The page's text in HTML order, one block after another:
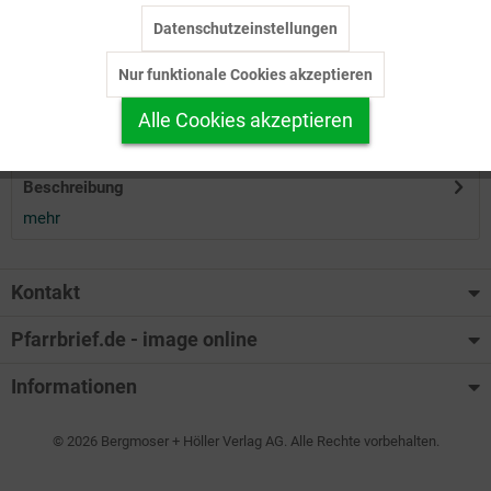
Herunterladen
Auf Ihren Merkzettel setzen
Beschreibung
mehr
Kontakt
Pfarrbrief.de - image online
Informationen
© 2026 Bergmoser + Höller Verlag AG. Alle Rechte vorbehalten.
Personalisierung Inaktiv
Service
Datenschutzeinstellungen
Nur funktionale Cookies akzeptieren
Alle Cookies akzeptieren